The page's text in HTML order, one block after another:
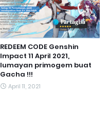
REDEEM CODE Genshin
Impact 11 April 2021,
lumayan primogem buat
Gacha !!!
April 11, 2021